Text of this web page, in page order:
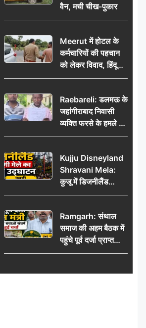
वैन, मची चीख-पुकार
Meerut में होटल के
कर्मचारियों की पहचान
को लेकर विवाद, हिंदू
सुरक्षा संगठन ने उठाए
की मांग
Raebareli: डलमऊ के
जहांगीराबाद निवासी
व्यक्ति फरसे के हमले में
घायल थाने में शिकायत
हजार’, रकम न देने पर
कार्रवाई ठंडी!
Kujju Disneyland
Shravani Mela:
कुजू में डिजनीलैंड
श्रावणी मेले का भव्य
की भीड़
Ramgarh: संथाल
समाज की अहम बैठक में
पहुंचे पूर्व दर्जा प्राप्त
मंत्री, मरांग बुरू बचाओ